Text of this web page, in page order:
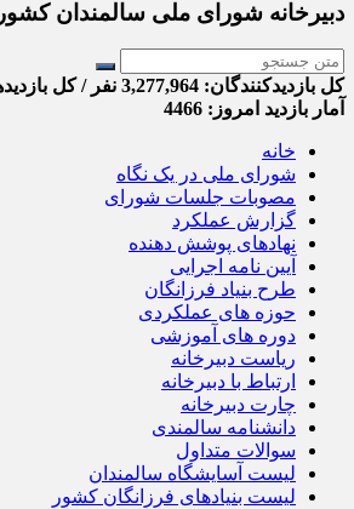
دبیرخانه شورای ملی سالمندان کشور
آمار بازدید امروز: 4466
خانه
شورای ملی در یک نگاه
مصوبات جلسات شورای
گزارش عملکرد
نهادهای پوشش دهنده
آیین نامه اجرایی
طرح بنیاد فرزانگان
حوزه های عملکردی
دوره های آموزشی
ریاست دبیرخانه
ارتباط با دبیرخانه
چارت دبیرخانه
دانشنامه سالمندی
سوالات متداول
لیست آسایشگاه سالمندان
لیست بنیادهای فرزانگان کشور